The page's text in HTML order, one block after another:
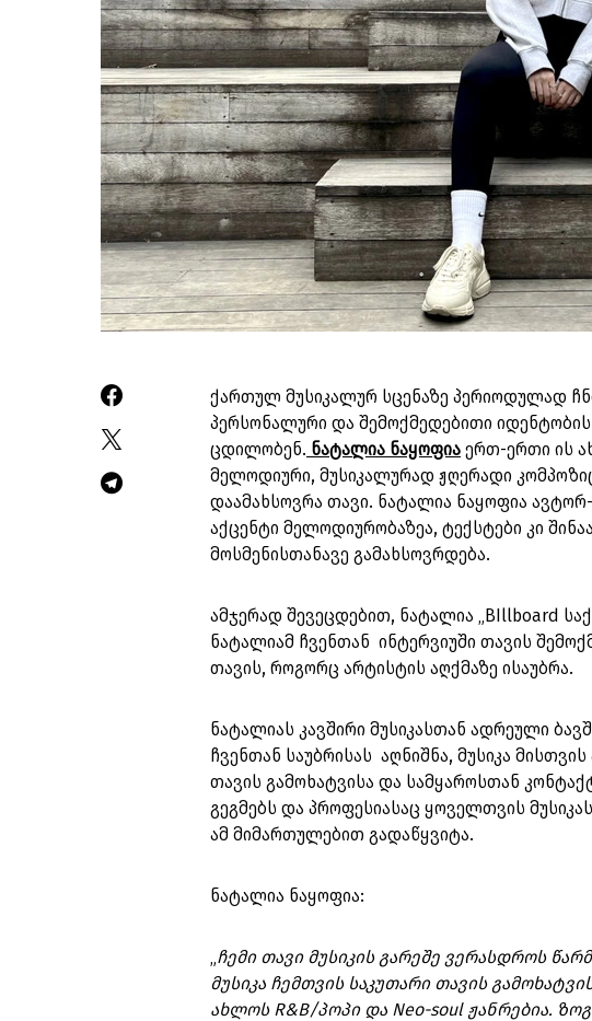
ქართულ მუსიკალურ სცენაზე პერიოდულად
პერსონალური და შემოქმედებითი
ცდილობენ. ნატალია ნაყოფია ერთ-ერთი ის
მელოდიური, მუსიკალურად ჟღერადი
დაამახსოვრა თავი. ნატალია ნაყოფია
აქცენტი მელოდიურობაზეა, ტექსტები კი
მოსმენისთანავე გამახსოვრდება.
ამჯერად შევეცდებით, ნატალია „BIllboard
ნატალიამ ჩვენთან ინტერვიუში თავის
თავის, როგორც არტისტის აღქმაზე ისაუბრა.
ნატალიას კავშირი მუსიკასთან ადრეული
ჩვენთან საუბრისას აღნიშნა, მუსიკა
თავის გამოხატვისა და სამყაროსთან
გეგმებს და პროფესიასაც ყოველთვის
ამ მიმართულებით გადაწყვიტა.
ნატალია ნაყოფია:
„ჩემი თავი მუსიკის გარეშე ვერასდროს
მუსიკა ჩემთვის საკუთარი თავის
ახლოს R&B/პოპი და Neo-soul ჟანრებია.